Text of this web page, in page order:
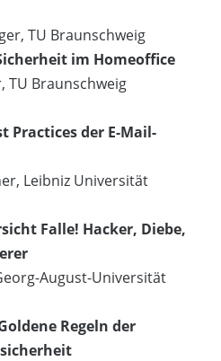
TU Braunschweig
im Homeoffice
TU Braunschweig
Practices der E-Mail-
Leibniz Universität
Falle! Hacker, Diebe,
August-Universität
Regeln der